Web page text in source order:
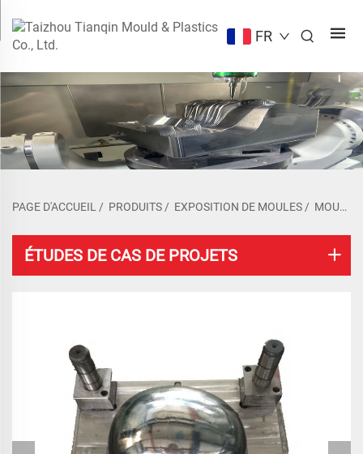
FR
PAGE D'ACCUEIL / PRODUITS / EXPOSITION DE MOULES / MOULES MILITAIRES
ÉTUDES DE CAS DE PROJETS